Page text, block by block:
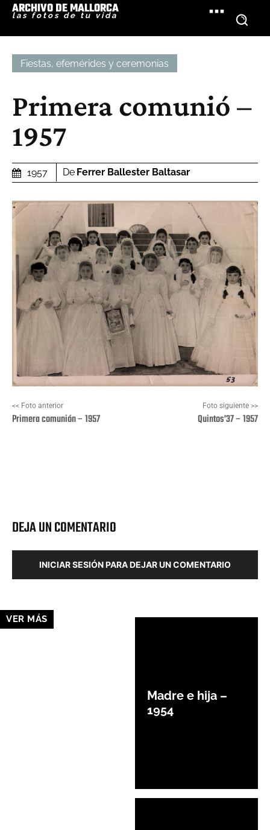
ARCHIVO DE MALLORCA
las fotos de tu vida
Fiestas, efemérides y ceremonias
Primera comunió –
1957
1957 De Ferrer Ballester Baltasar
<< Foto anterior
Primera comunión – 1957
Foto siguiente >>
Quintos’37 – 1957
DEJA UN COMENTARIO
INICIAR SESIÓN PARA DEJAR UN COMENTARIO
VER MÁS
Madre e hija –
1954